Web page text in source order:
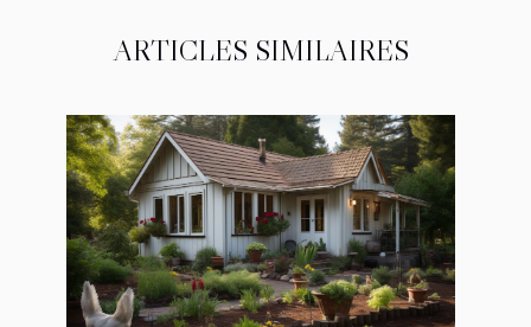
ARTICLES SIMILAIRES